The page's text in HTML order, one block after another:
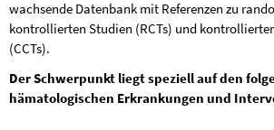
wachsende Datenbank mit Referenzen zu
kontrollierten Studien (RCTs) und
(CCTs).
Der Schwerpunkt liegt speziell auf den
hämatologischen Erkrankungen und